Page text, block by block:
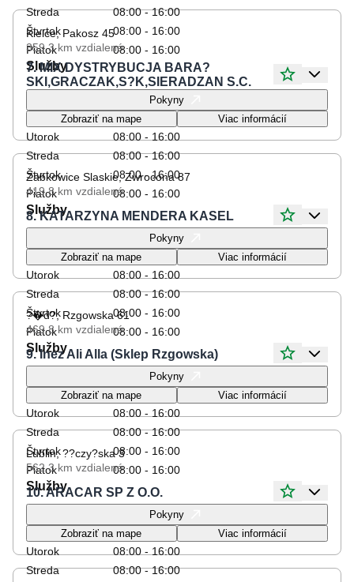
Streda
08:00 - 16:00
Štvrtok
08:00 - 16:00
Piatok
08:00 - 16:00
Služby
Kielce, Pakosz 45
359.3 km vzdialené
7. MIX DYSTRYBUCJA BARA?
SKI,GRACZAK,S?K,SIERADZAN S.C.
Pondelok
08:00 - 16:00
Utorok
08:00 - 16:00
Streda
08:00 - 16:00
Štvrtok
08:00 - 16:00
Piatok
08:00 - 16:00
Služby
Pokyny
Zobraziť na mape
Viac informácií
Zabkowice Slaskie, Zwrocona 87
419.8 km vzdialené
8. KATARZYNA MENDERA KASEL
Pondelok
08:00 - 16:00
Utorok
08:00 - 16:00
Streda
08:00 - 16:00
Štvrtok
08:00 - 16:00
Piatok
08:00 - 16:00
Služby
Pokyny
Zobraziť na mape
Viac informácií
?�d?, Rzgowska 61
469.8 km vzdialené
9. Inez Ali Alla (Sklep Rzgowska)
Pondelok
08:00 - 16:00
Utorok
08:00 - 16:00
Streda
08:00 - 16:00
Štvrtok
08:00 - 16:00
Piatok
08:00 - 16:00
Služby
Pokyny
Zobraziť na mape
Viac informácií
Lublin, ??czy?ska 3
562.3 km vzdialené
10. ARACAR SP Z O.O.
Pondelok
08:00 - 16:00
Utorok
08:00 - 16:00
Streda
08:00 - 16:00
Pokyny
Zobraziť na mape
Viac informácií